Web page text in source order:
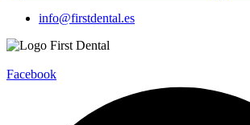
info@firstdental.es
Facebook